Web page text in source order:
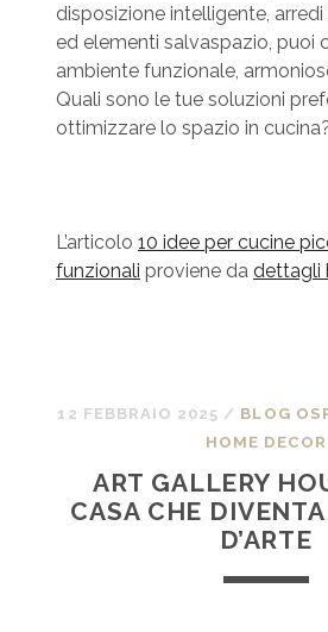
disposizione intelligente,
ed elementi salvaspazio, puoi
ambiente funzionale,
Quali sono le tue soluzioni
ottimizzare lo spazio in
L’articolo 10 idee per cucine
funzionali proviene da dettagli
12 FEBBRAIO 2025 / BLOG
HOME DECOR
ART GALLERY
CASA CHE
D’ARTE